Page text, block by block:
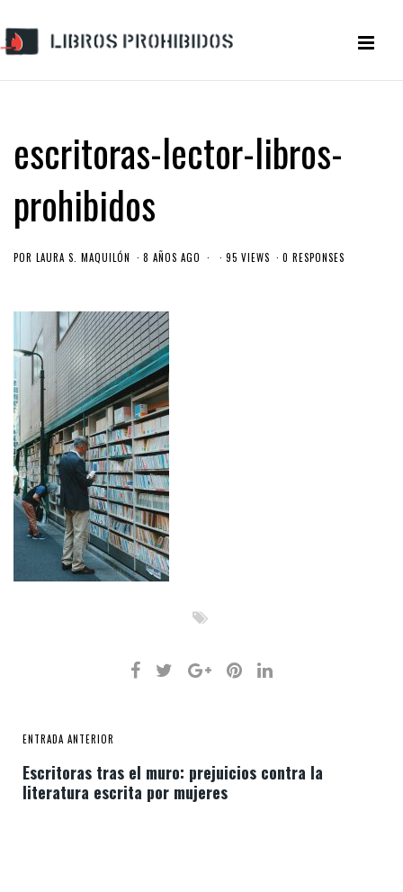
escritoras-lector-libros-
prohibidos
POR LAURA S. MAQUILÓN 8 AÑOS AGO 95 VIEWS 0 RESPONSES
ENTRADA ANTERIOR
Escritoras tras el muro: prejuicios contra la
literatura escrita por mujeres